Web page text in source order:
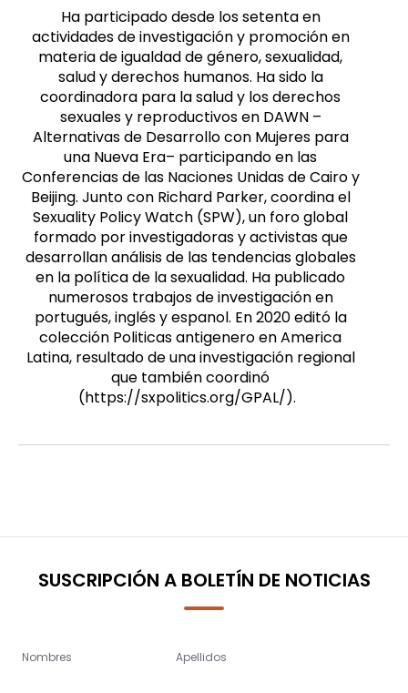
Femenino
Ha participado desde los setenta en
actividades de investigación y promoción en
materia de igualdad de género, sexualidad,
salud y derechos humanos. Ha sido la
coordinadora para la salud y los derechos
sexuales y reproductivos en DAWN –
Alternativas de Desarrollo con Mujeres para
una Nueva Era– participando en las
Conferencias de las Naciones Unidas de Cairo y
Beijing. Junto con Richard Parker, coordina el
Sexuality Policy Watch (SPW), un foro global
formado por investigadoras y activistas que
desarrollan análisis de las tendencias globales
en la política de la sexualidad. Ha publicado
numerosos trabajos de investigación en
portugués, inglés y espanol. En 2020 editó la
colección Politicas antigenero en America
Latina, resultado de una investigación regional
que también coordinó
(https://sxpolitics.org/GPAL/).
SUSCRIPCIÓN A BOLETÍN DE NOTICIAS
Nombres Apellidos